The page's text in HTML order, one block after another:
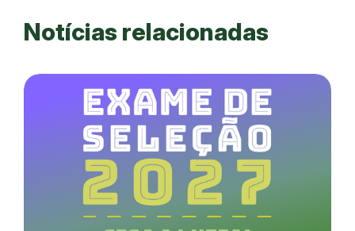
Notícias relacionadas